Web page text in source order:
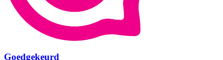
Goedgekeurd